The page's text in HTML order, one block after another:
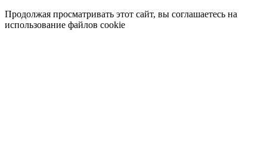
Продолжая просматривать этот сайт, вы соглашаетесь на
использование файлов cookie